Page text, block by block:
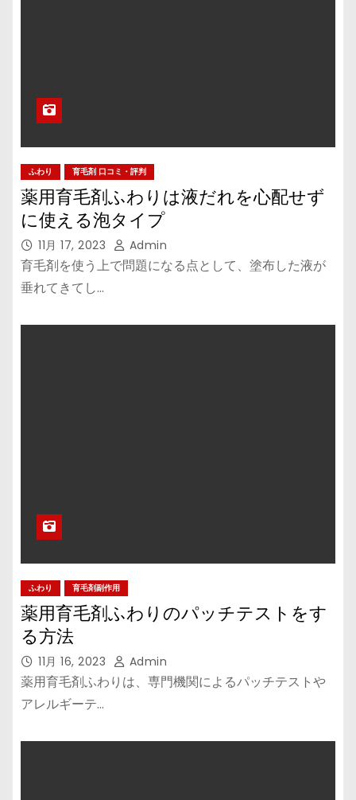
ふわり 育毛剤 口コミ・評判
薬用育毛剤ふわりは液だれを心配せず
に使える泡タイプ
11月 17, 2023 Admin
育毛剤を使う上で問題になる点として、塗布した液が
垂れてきてし…
ふわり 育毛剤副作用
薬用育毛剤ふわりのパッチテストをす
る方法
11月 16, 2023 Admin
薬用育毛剤ふわりは、専門機関によるパッチテストや
アレルギーテ…